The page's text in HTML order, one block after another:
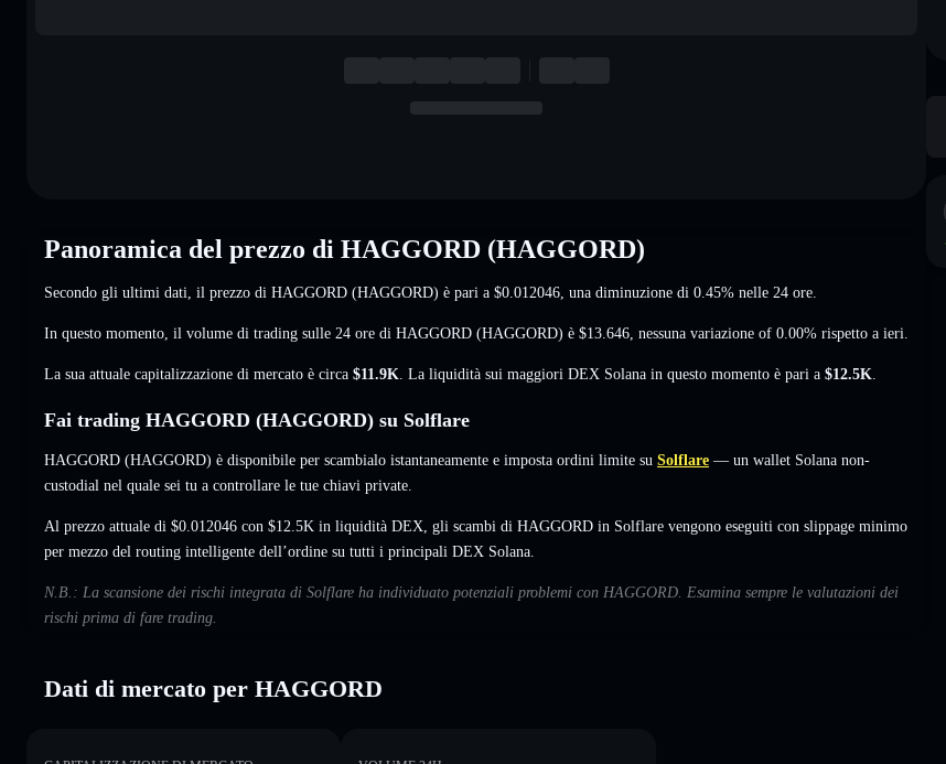
Panoramica del prezzo di HAGGORD (HAGGORD)
Secondo gli ultimi dati, il prezzo di HAGGORD (HAGGORD) è pari a $0.012046 , una diminuzione di 0.45% nelle 24 ore.
In questo momento, il volume di trading sulle 24 ore di HAGGORD (HAGGORD) è $13.646 nessuna variazione of 0.00% rispetto a ieri.
La sua attuale capitalizzazione di mercato è circa $11.9K . La liquidità sui maggiori DEX Solana in questo momento è pari a $12.5K
Fai trading HAGGORD (HAGGORD) su Solflare
HAGGORD (HAGGORD) è disponibile per scambialo istantaneamente e imposta ordini limite su Solflare — un wallet Solana non-
custodial nel quale sei tu a controllare le tue chiavi private.
Al prezzo attuale di $0.012046 con $12.5K in liquidità DEX, gli scambi di HAGGORD in Solflare vengono eseguiti con slippage minimo
per mezzo del routing intelligente dell’ordine su tutti i principali DEX Solana.
N.B.: La scansione dei rischi integrata di Solflare ha individuato potenziali problemi con HAGGORD. Esamina sempre le valutazioni dei
rischi prima di fare trading.
Dati di mercato per HAGGORD